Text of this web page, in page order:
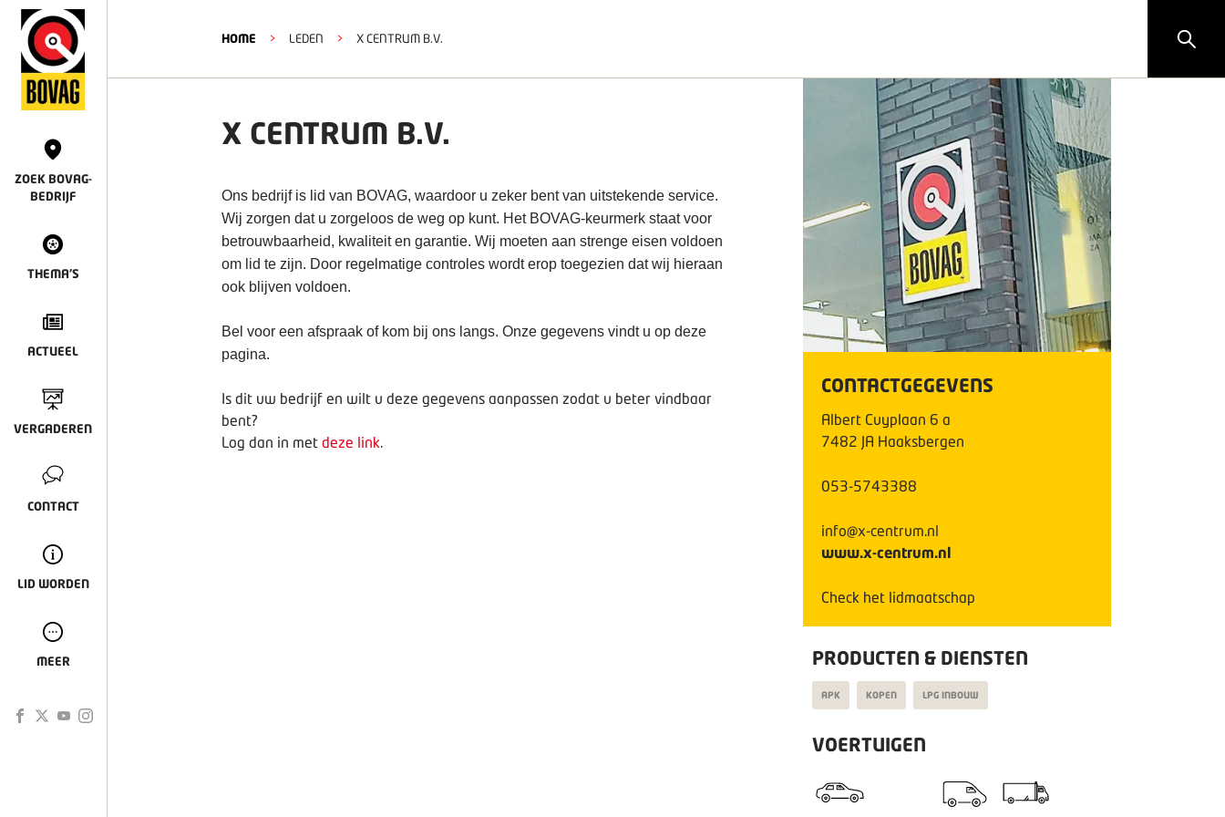
ZOEK BOVAG-
BEDRIJF
THEMA'S
ACTUEEL
VERGADEREN
CONTACT
LID WORDEN
MEER
HOME > LEDEN > X CENTRUM B.V.
X CENTRUM B.V.
Ons bedrijf is lid van BOVAG, waardoor u zeker bent van uitstekende service.
Wij zorgen dat u zorgeloos de weg op kunt. Het BOVAG-keurmerk staat voor
betrouwbaarheid, kwaliteit en garantie. Wij moeten aan strenge eisen voldoen
om lid te zijn. Door regelmatige controles wordt erop toegezien dat wij hieraan
ook blijven voldoen.
Bel voor een afspraak of kom bij ons langs. Onze gegevens vindt u op deze
pagina.
Is dit uw bedrijf en wilt u deze gegevens aanpassen zodat u beter vindbaar
bent?
Log dan in met deze link.
CONTACTGEGEVENS
Albert Cuyplaan 6 a
7482 JA Haaksbergen
053-5743388
info@x-centrum.nl
www.x-centrum.nl
Check het lidmaatschap
PRODUCTEN & DIENSTEN
APK KOPEN LPG INBOUW
VOERTUIGEN